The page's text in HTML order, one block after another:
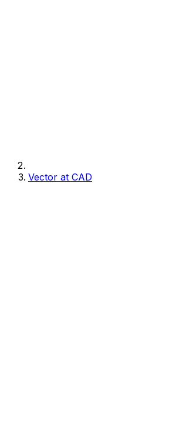
Vector at CAD